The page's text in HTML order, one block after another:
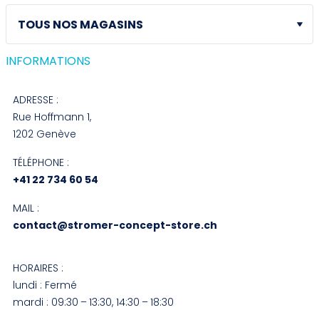
INFORMATIONS
ADRESSE :
Rue Hoffmann 1,
1202 Genève
TÉLÉPHONE :
+41 22 734 60 54
MAIL :
contact@stromer-concept-store.ch
HORAIRES :
lundi : Fermé
mardi : 09:30 – 13:30, 14:30 – 18:30